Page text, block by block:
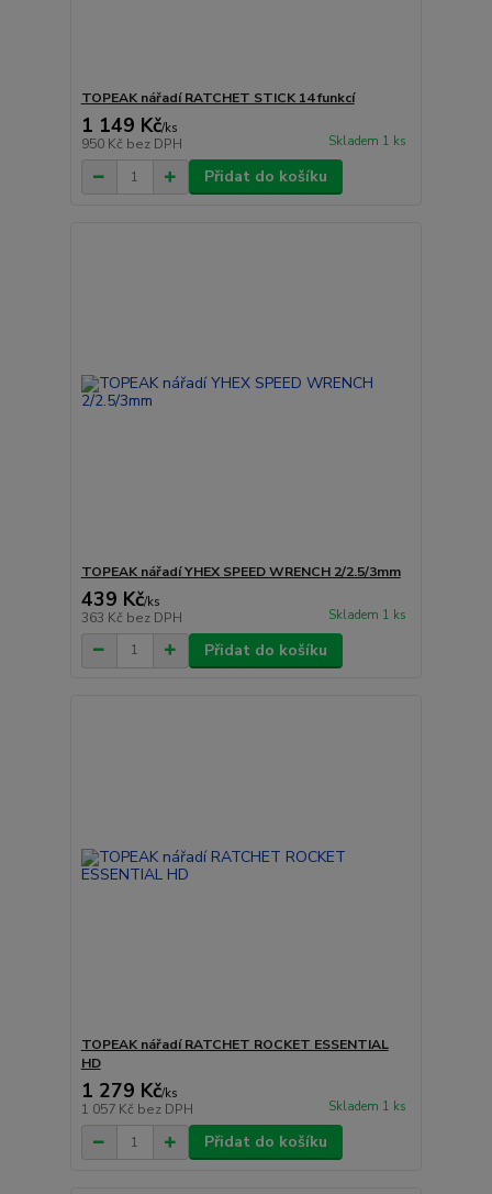
TOPEAK nářadí RATCHET STICK 14 funkcí
1 149 Kč/ks
950 Kč bez DPH Skladem 1 ks
Přidat do košíku
TOPEAK nářadí YHEX SPEED WRENCH 2/2.5/3mm
439 Kč/ks
363 Kč bez DPH Skladem 1 ks
Přidat do košíku
TOPEAK nářadí RATCHET ROCKET ESSENTIAL
HD
1 279 Kč/ks
1 057 Kč bez DPH Skladem 1 ks
Přidat do košíku